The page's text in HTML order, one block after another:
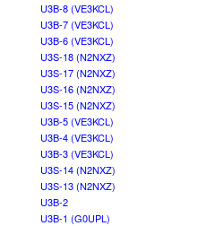
U3B-8 (VE3KCL)
U3B-7 (VE3KCL)
U3B-6 (VE3KCL)
U3S-18 (N2NXZ)
U3S-17 (N2NXZ)
U3S-16 (N2NXZ)
U3S-15 (N2NXZ)
U3B-5 (VE3KCL)
U3B-4 (VE3KCL)
U3B-3 (VE3KCL)
U3S-14 (N2NXZ)
U3S-13 (N2NXZ)
U3B-2
U3B-1 (G0UPL)